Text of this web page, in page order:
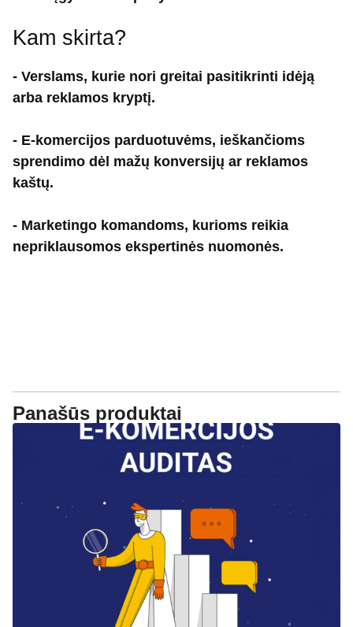
Kam skirta?
- Verslams, kurie nori greitai pasitikrinti idėją
arba reklamos kryptį.
- E-komercijos parduotuvėms, ieškančioms
sprendimo dėl mažų konversijų ar reklamos
kaštų.
- Marketingo komandoms, kurioms reikia
nepriklausomos ekspertinės nuomonės.
Panašūs produktai